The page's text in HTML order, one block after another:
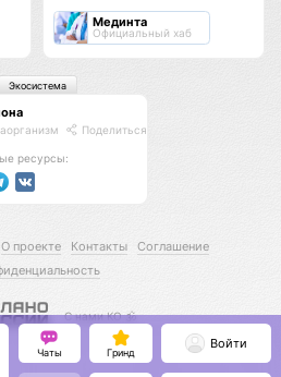
Мединта
Официальный хаб
Поделиться
ресурсы:
Экосистема
О проекте Контакты
Соглашение
С нами КО 🕉️
Чаты Гринд
Войти